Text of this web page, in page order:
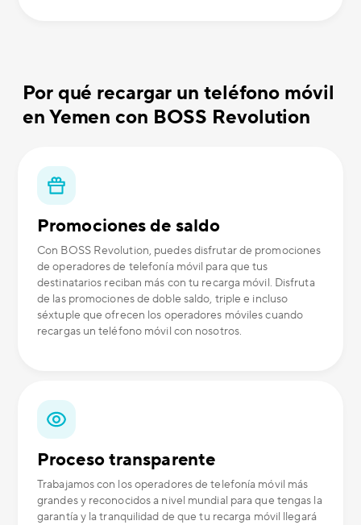
Por qué recargar un teléfono móvil
en Yemen con BOSS Revolution
Promociones de saldo
Con BOSS Revolution, puedes disfrutar de promociones
de operadores de telefonía móvil para que tus
destinatarios reciban más con tu recarga móvil. Disfruta
de las promociones de doble saldo, triple e incluso
séxtuple que ofrecen los operadores móviles cuando
recargas un teléfono móvil con nosotros.
Proceso transparente
Trabajamos con los operadores de telefonía móvil más
grandes y reconocidos a nivel mundial para que tengas la
garantía y la tranquilidad de que tu recarga móvil llegará